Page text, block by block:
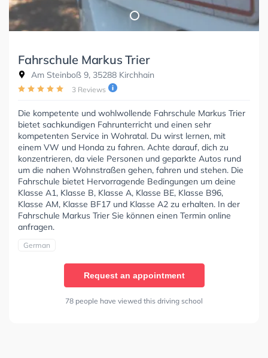
Fahrschule Markus Trier
Am Steinboß 9, 35288 Kirchhain
3 Reviews
Die kompetente und wohlwollende Fahrschule Markus Trier
bietet sachkundigen Fahrunterricht und einen sehr
kompetenten Service in Wohratal. Du wirst lernen, mit
einem VW und Honda zu fahren. Achte darauf, dich zu
konzentrieren, da viele Personen und geparkte Autos rund
um die nahen Wohnstraßen gehen, fahren und stehen. Die
Fahrschule bietet Hervorragende Bedingungen um deine
Klasse A1, Klasse B, Klasse A, Klasse BE, Klasse B96,
Klasse AM, Klasse BF17 und Klasse A2 zu erhalten. In der
Fahrschule Markus Trier Sie können einen Termin online
anfragen.
German
Request an appointment
78 people have viewed this driving school